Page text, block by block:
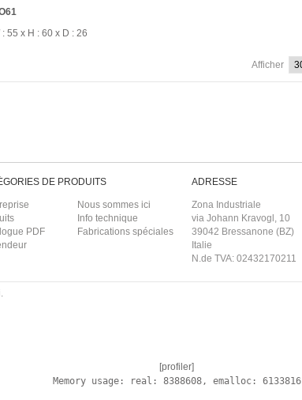
: 55 x H : 60 x D : 26
Afficher
DE PRODUITS
Nous sommes ici
Info technique
PDF
Fabrications spéciales
ADRESSE
Zona Industriale
via Johann Kravogl, 10
39042 Bressanone (BZ)
Italie
N.de TVA: 02432170211
[profiler]
Memory usage: real: 8388608, emalloc: 6133816